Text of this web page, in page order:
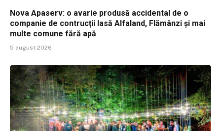
Nova Apaserv: o avarie produsă accidental de o
companie de contrucții lasă Alfaland, Flămânzi și mai
multe comune fără apă
5 august 2026